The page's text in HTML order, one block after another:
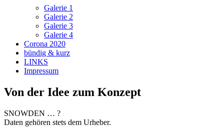
Galerie 1
Galerie 2
Galerie 3
Galerie 4
Corona 2020
bündig & kurz
LINKS
Impressum
Von der Idee zum Konzept
SNOWDEN … ?
Daten gehören stets dem Urheber.